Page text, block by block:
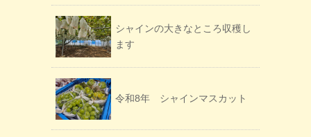
シャインの大きなところ収穫し
ます
令和8年 シャインマスカット